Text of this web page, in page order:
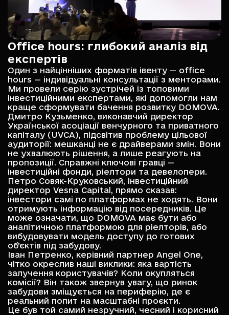
Office hours: глибокий аналіз від
експертів
Один з найцінніших форматів івенту — office
hours — індивідуальні консультації з менторами.
Ми провели серію зустрічей із топовими
інвестиційними експертами, які допомогли нам
краще сформувати бачення розвитку DOMOVA.
Дмитро Кузьменко, виконавчий директор
Української асоціації венчурного та приватного
капіталу (UVCA), підсвітив проблему цільової
аудиторії: мешканці не є драйверами змін. Вони
не ухвалюють рішення, а лише реагують на
пропозиції. Справжні ключові гравці —
інвестиційні фонди, ріелтори та девелопери.
Петро Совяк-Круковський, інвестиційний
директор Vesna Capital, прямо сказав:
інвестори самі по платформах не ходять. Вони
отримують інформацію від посередників. Це
може означати, що DOMOVA має бути або
аналітичною платформою для ріелторів, або
вибудовувати модель доступу до готових
об’єктів під забудову.
Іван Петренко, керівний партнер Angel One,
чітко окреслив наші виклики: яка вартість
залучення користувачів? Коли окупляться
комісії? Він також звернув увагу, що ринок
забудови зміщується на периферію, де є
реальний попит на масштабні проєкти.
Це був той самий незручний, чесний і корисний